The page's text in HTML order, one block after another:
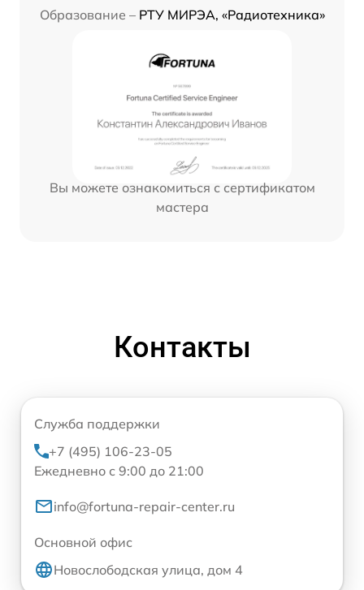
Образование – РТУ МИРЭА, «Радиотехника»
Вы можете ознакомиться с сертификатом
мастера
Контакты
Служба поддержки
+7 (495) 106-23-05
Ежедневно с 9:00 до 21:00
info@fortuna-repair-center.ru
Основной офис
Новослободская улица, дом 4